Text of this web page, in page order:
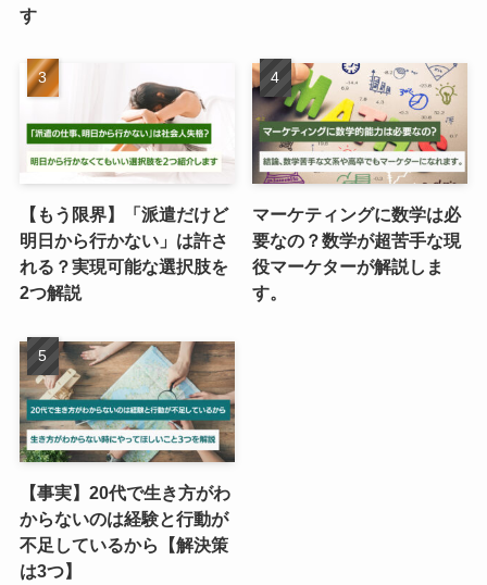
す
【もう限界】「派遣だけど
明日から行かない」は許さ
れる？実現可能な選択肢を
2つ解説
マーケティングに数学は必
要なの？数学が超苦手な現
役マーケターが解説しま
す。
【事実】20代で生き方がわ
からないのは経験と行動が
不足しているから【解決策
は3つ】